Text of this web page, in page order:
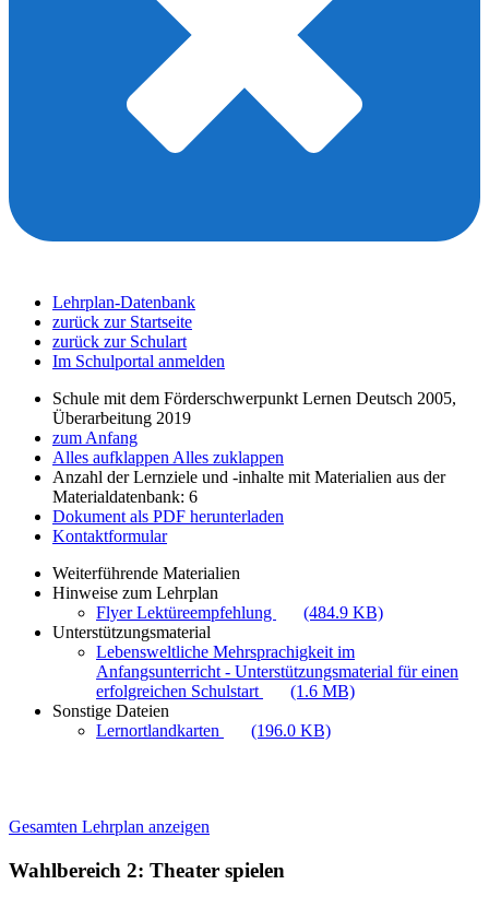
Lehrplan-Datenbank
zurück zur Startseite
zurück zur Schulart
Im Schulportal anmelden
Schule mit dem Förderschwerpunkt Lernen Deutsch 2005,
Überarbeitung 2019
zum Anfang
Alles aufklappen Alles zuklappen
Anzahl der Lernziele und -inhalte mit Materialien aus der
Materialdatenbank: 6
Dokument als PDF herunterladen
Kontaktformular
Weiterführende Materialien
Hinweise zum Lehrplan
Flyer Lektüreempfehlung
(484.9 KB)
Unterstützungsmaterial
Lebensweltliche Mehrsprachigkeit im
Anfangsunterricht - Unterstützungsmaterial für einen
erfolgreichen Schulstart
(1.6 MB)
Sonstige Dateien
Lernortlandkarten
(196.0 KB)
Gesamten Lehrplan anzeigen
Wahlbereich 2: Theater spielen